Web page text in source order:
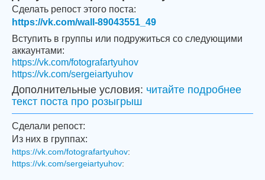
Сделать репост этого поста:
https://vk.com/wall-89043551_49
Вступить в группы или подружиться со следующими
аккаунтами:
https://vk.com/fotografartyuhov
https://vk.com/sergeiartyuhov
Дополнительные условия: читайте подробнее
текст поста про розыгрыш
Сделали репост:
Из них в группах:
https://vk.com/fotografartyuhov:
https://vk.com/sergeiartyuhov: